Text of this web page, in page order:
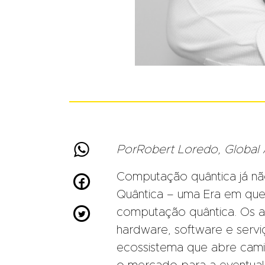



PorRobert Loredo, Global
Computação quântica já
Quântica – uma Era em
computação quântica. Os
hardware, software e
ecossistema que abre